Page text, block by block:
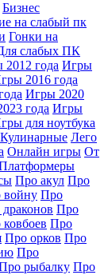
Бизнес
на слабый пк
Гонки на
слабых ПК
года Игры
2016 года
Игры 2020
года Игры
для ноутбука
Кулинарные Лего
Онлайн игры От
Про акул Про
войну Про
Про
Про
Про орков Про
Про
рыбалку Про